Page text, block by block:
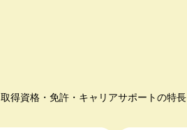
取得資格・免許・キャリアサポートの特長